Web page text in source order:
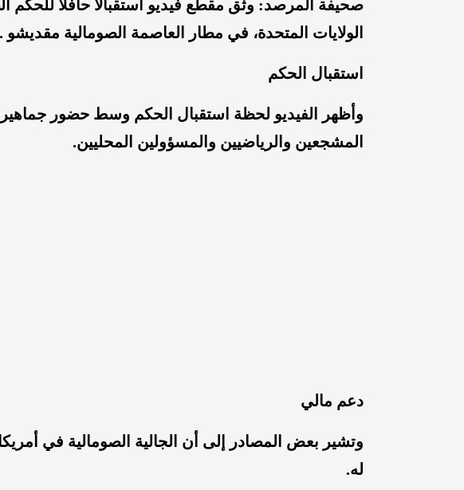
صحيفة المرصد: وثق مقطع فيديو استقبالًا حافلًا للحكم
الولايات المتحدة، في مطار العاصمة الصومالية مقديشو .
استقبال الحكم
وأظهر الفيديو لحظة استقبال الحكم وسط حضور
المشجعين والرياضيين والمسؤولين المحليين.
دعم مالي
وتشير بعض المصادر إلى أن الجالية الصومالية في
له.